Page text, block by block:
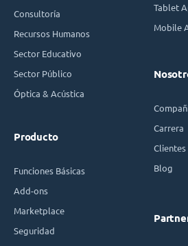
Consultoría
Recursos Humanos
Sector Educativo
Sector Público
Óptica & Acústica
Producto
Funciones Básicas
Add-ons
Marketplace
Seguridad
Tablet
Mobile
Carrera
Clientes
Blog